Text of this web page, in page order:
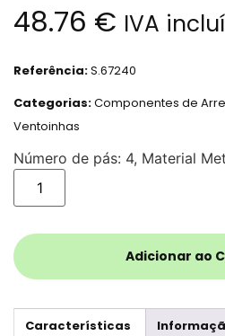
48.76 € IVA
Referência:S.67240
Categorias:Componentes de
Ventoinhas
Número de pás: 4, Material
Adicionar ao
Características